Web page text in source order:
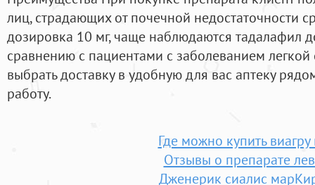
лиц, страдающих от почечной недостаточности
дозировка 10 мг, чаще наблюдаются тадалафил
сравнению с пациентами с заболеванием
выбрать доставку в удобную для вас аптеку
работу.
Где можно купить
Отзывы о препарате
Дженерик сиалис